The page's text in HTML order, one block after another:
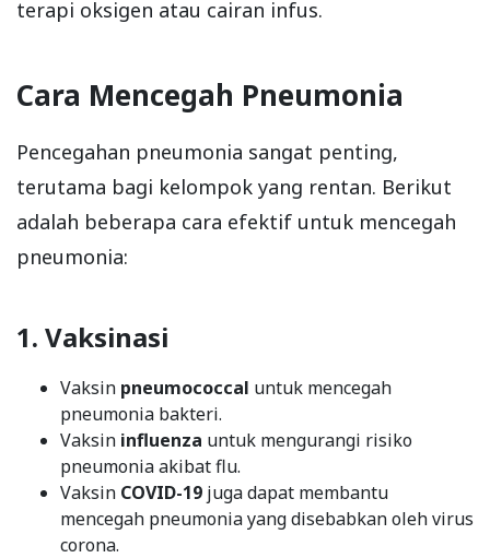
terapi oksigen atau cairan infus.
Cara Mencegah Pneumonia
Pencegahan pneumonia sangat penting,
terutama bagi kelompok yang rentan. Berikut
adalah beberapa cara efektif untuk mencegah
pneumonia:
1. Vaksinasi
Vaksin pneumococcal untuk mencegah
pneumonia bakteri.
Vaksin influenza untuk mengurangi risiko
pneumonia akibat flu.
Vaksin COVID-19 juga dapat membantu
mencegah pneumonia yang disebabkan oleh virus
corona.